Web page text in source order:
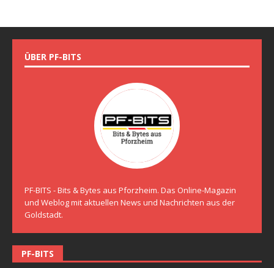
ÜBER PF-BITS
PF-BITS - Bits & Bytes aus Pforzheim. Das Online-Magazin
und Weblog mit aktuellen News und Nachrichten aus der
Goldstadt.
PF-BITS